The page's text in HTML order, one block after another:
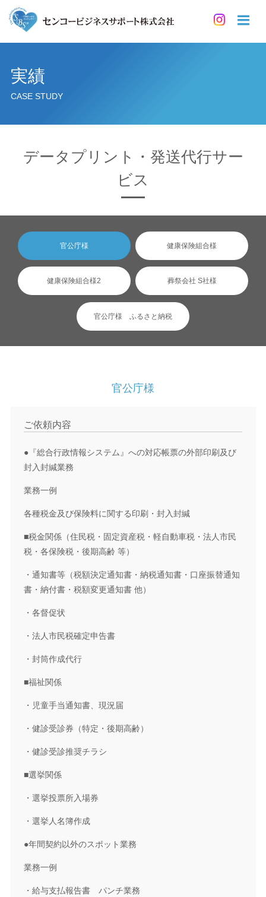
実績
CASE STUDY
データプリント・発送代行サー
ビス
官公庁様 健康保険組合様
健康保険組合様2 葬祭会社 S社様
官公庁様 ふるさと納税
官公庁様
ご依頼内容
●『総合行政情報システム』への対応帳票の外部印刷及び
封入封緘業務
業務一例
各種税金及び保険料に関する印刷・封入封緘
■税金関係（住民税・固定資産税・軽自動車税・法人市民
税・各保険税・後期高齢 等）
・通知書等（税額決定通知書・納税通知書・口座振替通知
書・納付書・税額変更通知書 他）
・各督促状
・法人市民税確定申告書
・封筒作成代行
■福祉関係
・児童手当通知書、現況届
・健診受診券（特定・後期高齢）
・健診受診推奨チラシ
■選挙関係
・選挙投票所入場券
・選挙人名簿作成
●年間契約以外のスポット業務
業務一例
・給与支払報告書 パンチ業務